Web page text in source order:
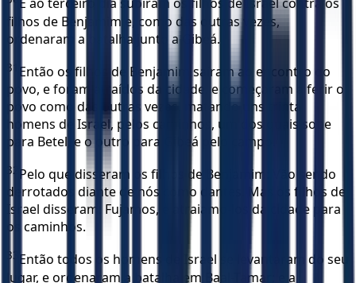
E ao terceiro dia subiram os filhos de Israel contra os
filhos de Benjamim e, como das outras vezes,
ordenaram a batalha junto a Gibeá.
31
Então os filhos de Benjamim saíram ao encontro do
povo, e foram atraídos da cidade. e começaram a ferir o
povo como das outras vezes, matando uns trinta
homens de Israel, pelos caminhos, um dos quais sobe
para Betel, e o outro para Gibeá pelo campo.
32 Pelo que disseram os filhos de Benjamim: Vão sendo
derrotados diante de nós como dantes. Mas os filhos de
Israel disseram: Fujamos, e atraiamo-los da cidade para
os caminhos.
33 Então todos os homens de Israel se levantaram do seu
lugar, e ordenaram a batalha em Baal-Tamar; e a